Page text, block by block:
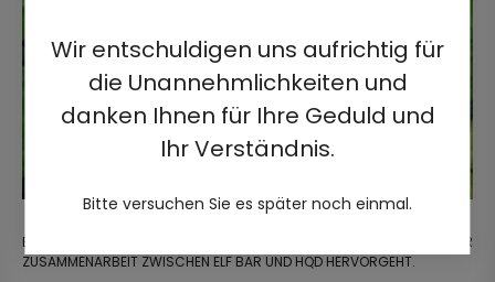
Wir entschuldigen uns aufrichtig für
die Unannehmlichkeiten und
danken Ihnen für Ihre Geduld und
Ihr Verständnis.
Bitte versuchen Sie es später noch einmal.
ENTDECKEN SIE DAS EVOLUTIONÄRE PRODUKT, DAS AUS DER
ZUSAMMENARBEIT ZWISCHEN ELF BAR UND HQD HERVORGEHT.